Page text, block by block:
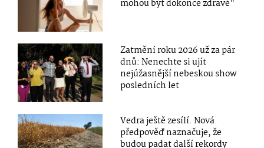
mohou být dokonce zdravé"
Zatmění roku 2026 už za pár
dnů: Nenechte si ujít
nejúžasnější nebeskou show
posledních let
Vedra ještě zesílí. Nová
předpověď naznačuje, že
budou padat další rekordy